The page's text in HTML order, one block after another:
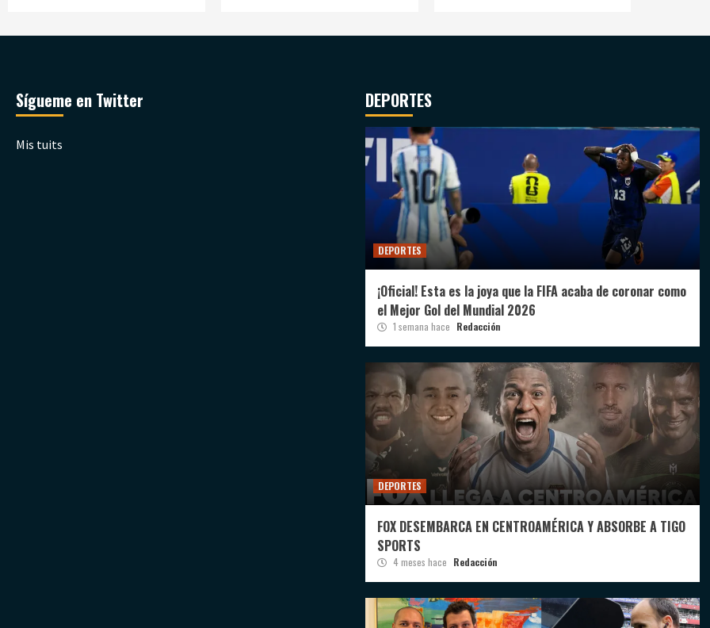
Sígueme en Twitter
Mis tuits
DEPORTES
DEPORTES
¡Oficial! Esta es la joya que la FIFA acaba de coronar como
el Mejor Gol del Mundial 2026
1 semana hace Redacción
DEPORTES
FOX DESEMBARCA EN CENTROAMÉRICA Y ABSORBE A TIGO
SPORTS
4 meses hace Redacción